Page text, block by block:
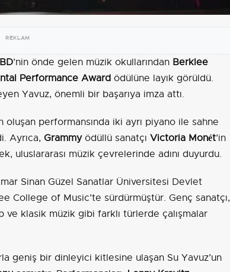
REKLAM
’nin önde gelen müzik okullarından Berklee
Performance Award ödülüne layık görüldü.
Yavuz, önemli bir başarıya imza attı.
performansında iki ayrı piyano ile sahne
Ayrıca, Grammyödüllü sanatçı Victoria Monét’in
uluslararası müzik çevrelerinde adını duyurdu.
Sinan Güzel Sanatlar Üniversitesi Devlet
College of Music’te sürdürmüştür. Genç sanatçı,
klasik müzik gibi farklı türlerde çalışmalar
geniş bir dinleyici kitlesine ulaşan Su Yavuz’un